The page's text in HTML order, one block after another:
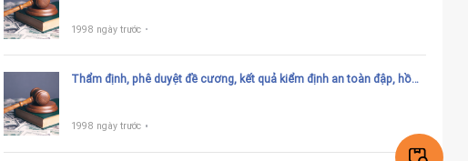
1998 ngày trước
Thẩm định, phê duyệt đề cương, kết quả kiểm định an toàn đập, hồ
1998 ngày trước